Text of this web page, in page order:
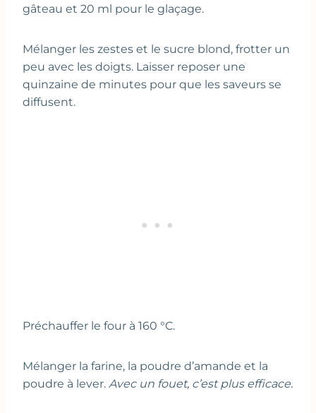
gâteau et 20 ml pour le glaçage.
Mélanger les zestes et le sucre blond, frotter un
peu avec les doigts. Laisser reposer une
quinzaine de minutes pour que les saveurs se
diffusent.
Préchauffer le four à 160 °C.
Mélanger la farine, la poudre d’amande et la
poudre à lever. Avec un fouet, c’est plus efficace.